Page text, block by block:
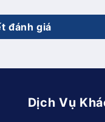
đánh giá
Dịch Vụ